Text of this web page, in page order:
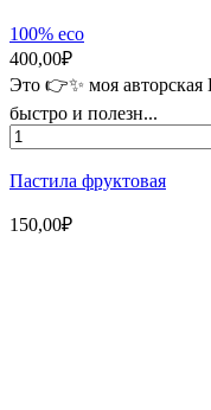
100% eco
400,00₽
Это 👉✨ моя
быстро и полезн...
Количество
товара
Каша
ТЫКВЕННАЯ
без
глютена
Пастила фруктовая
150,00₽